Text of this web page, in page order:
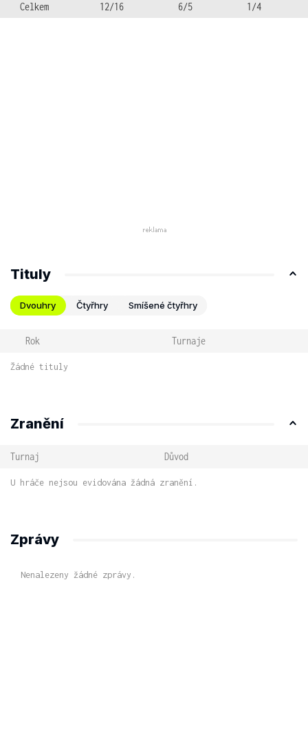
Celkem
12/16 6/5 1/4
Tituly
Dvouhry Čtyřhry Smíšené čtyřhry
Rok Turnaje
Žádné tituly
Zranění
Turnaj Důvod
U hráče nejsou evidována žádná zranění.
Zprávy
Nenalezeny žádné zprávy.